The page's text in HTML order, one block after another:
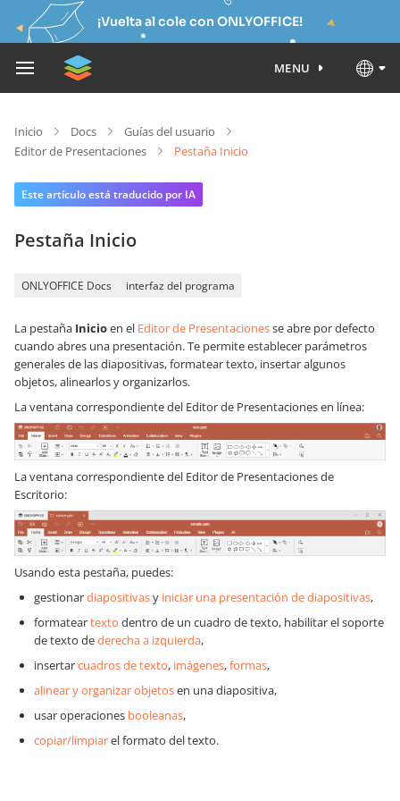
¡Vuelta al cole con ONLYOFFICE!
MENU
Inicio Docs
Guías del usuario
Editor de Presentaciones
Pestaña Inicio
Este artículo está traducido por IA
Pestaña Inicio
ONLYOFFICE Docs interfaz del programa
La pestaña Inicioen el Editor de Presentacionesse abre por defecto
cuando abres una presentación. Te permite establecer parámetros
generales de las diapositivas, formatear texto, insertar algunos
objetos, alinearlos y organizarlos.
La ventana correspondiente del Editor de Presentaciones en línea:
La ventana correspondiente del Editor de Presentaciones de
Escritorio:
Usando esta pestaña, puedes:
gestionardiapositivasy iniciar una presentación de diapositivas,
formateartexto dentro de un cuadro de texto, habilitar el soporte
de texto dederecha a izquierda,
insertarcuadros de texto, imágenes,formas,
alinear y organizar objetosen una diapositiva,
usar operaciones booleanas,
copiar/limpiarel formato del texto.